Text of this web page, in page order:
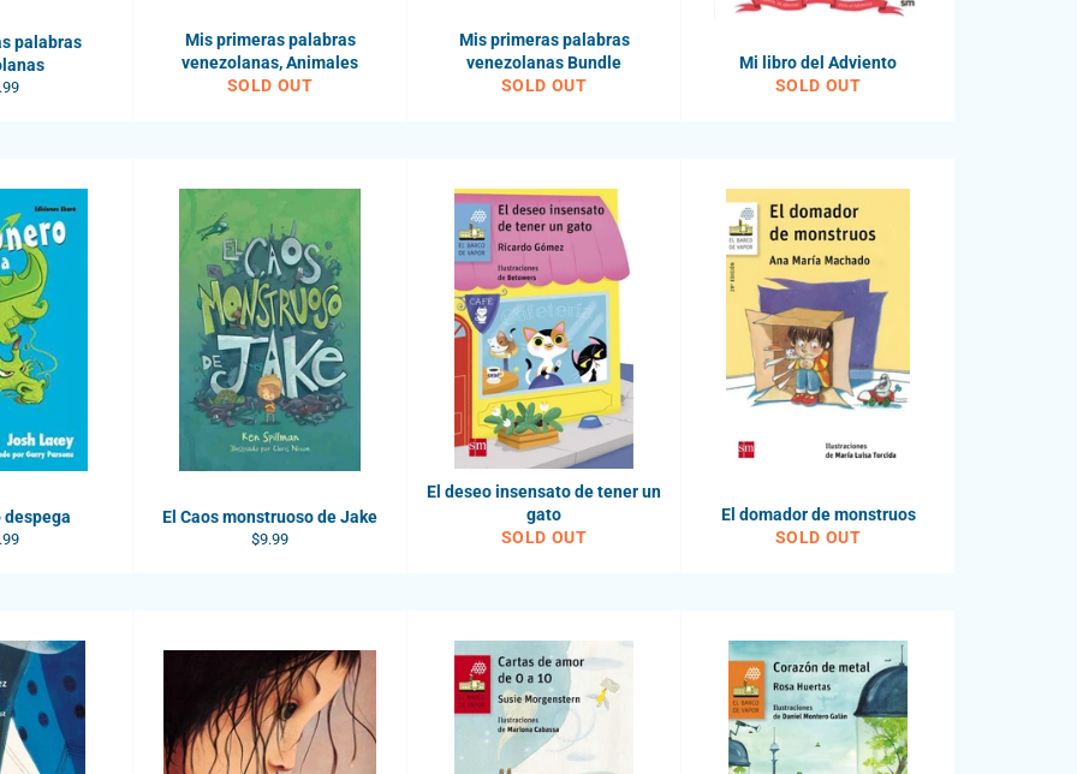
palabras
Mis primeras palabras
venezolanas, Animales
SOLD OUT
Mis primeras palabras
venezolanas Bundle
SOLD OUT
Mi libro del Adviento
SOLD OUT
despega El Caos monstruoso de Jake
Regular
$9.99
El deseo insensato de tener un
gato
SOLD OUT
El domador de monstruos
SOLD OUT